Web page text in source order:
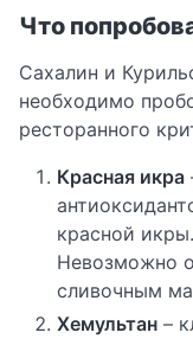
Что
Сахалин и
необходимо
ресторанного
Красная икра
красной
Невозможно
сливочным
⁠Хемультан –